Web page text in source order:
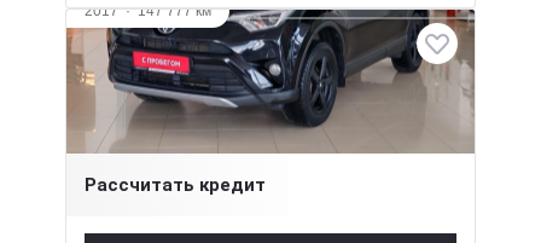
2017·147 777 км
Toyota RAV4
2 л (146 л.с.), Вариатор, бензин, полный
2 090 000 ₽
Рассчитать кредит